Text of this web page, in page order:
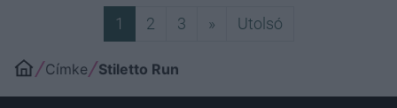
1 2 3 »Következő
UtolsóUtolsó
Címke Stiletto Run